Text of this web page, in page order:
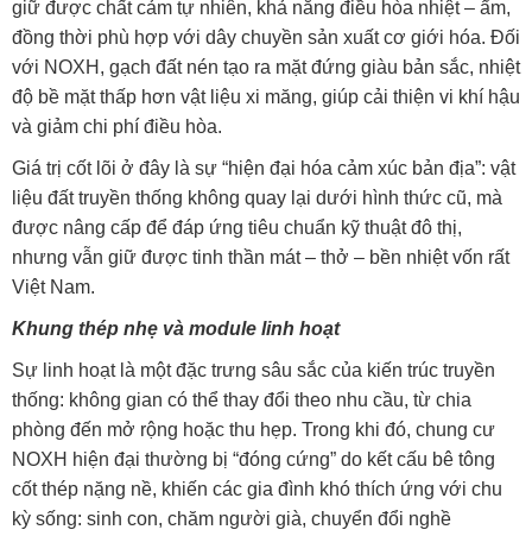
giữ được chất cảm tự nhiên, khả năng điều hòa nhiệt – ẩm,
đồng thời phù hợp với dây chuyền sản xuất cơ giới hóa. Đối
với NOXH, gạch đất nén tạo ra mặt đứng giàu bản sắc, nhiệt
độ bề mặt thấp hơn vật liệu xi măng, giúp cải thiện vi khí hậu
và giảm chi phí điều hòa.
Giá trị cốt lõi ở đây là sự “hiện đại hóa cảm xúc bản địa”: vật
liệu đất truyền thống không quay lại dưới hình thức cũ, mà
được nâng cấp để đáp ứng tiêu chuẩn kỹ thuật đô thị,
nhưng vẫn giữ được tinh thần mát – thở – bền nhiệt vốn rất
Việt Nam.
Khung thép nhẹ và module linh hoạt
Sự linh hoạt là một đặc trưng sâu sắc của kiến trúc truyền
thống: không gian có thể thay đổi theo nhu cầu, từ chia
phòng đến mở rộng hoặc thu hẹp. Trong khi đó, chung cư
NOXH hiện đại thường bị “đóng cứng” do kết cấu bê tông
cốt thép nặng nề, khiến các gia đình khó thích ứng với chu
kỳ sống: sinh con, chăm người già, chuyển đổi nghề